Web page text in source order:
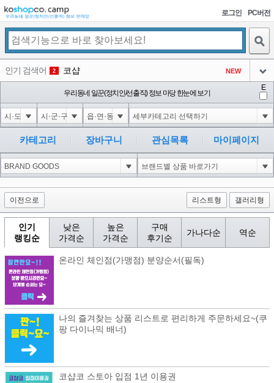
로그인 PC버전
인기 검색어 2 코샵 NEW
익스
아이콘
4 미끄럼방지
아이콘
5 대성설렁탕
아이콘
-16
6 10"XOR(1*if(now()=sysdate(),sleep(15),0))XOR"Z
아이콘
0
1
아이콘
우리동네 일꾼(정치인/선출직) 정보 마당 한눈에 보기
E
카테고리 장바구니 관심목록 마이페이지
이전으로 리스트형 갤러리형
인기
랭킹순
낮은
가격순
높은
가격순
구매
후기순
가나다순 역순
온라인 체인점(가맹점) 분양순서(필독)
나의 즐겨찾는 상품 리스트로 편리하게 주문하세요~(쿠
팡 다이나믹 배너)
코샵코 스토아 입점 1년 이용권